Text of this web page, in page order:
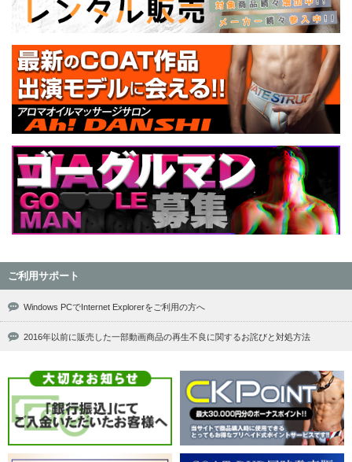
ご利用サポート
Windows PCでInternet Explorerをご利用の方へ
2016年以前に販売した一部動画商品の再生不良に関するお詫びと対処方法